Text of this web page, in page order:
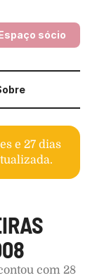
sócio
e 27 dias
com 28